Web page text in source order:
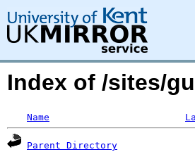
Index of /sites/
Name
Parent Directory